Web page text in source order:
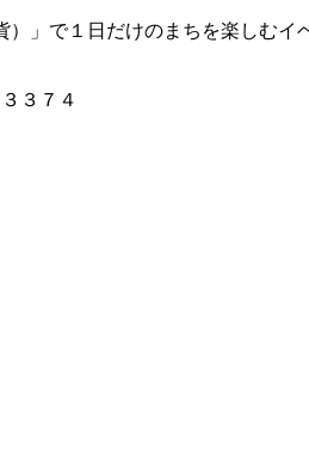
」で１日だけのまちを楽しむ
３７４